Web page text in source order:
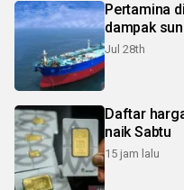
Pertamina
dampak
Jul 28th
Daftar
naik Sabtu
15 jam lalu